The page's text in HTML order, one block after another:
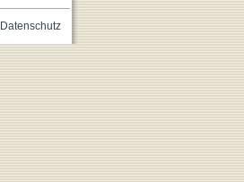
Datenschutz